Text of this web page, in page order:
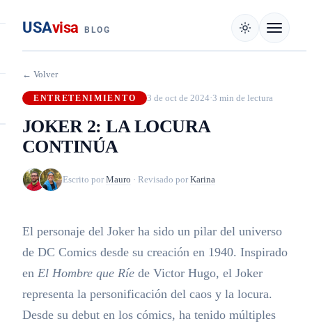
USAvisa BLOG
← Volver
ENTRETENIMIENTO 3 de oct de 2024·3 min de lectura
JOKER 2: LA LOCURA
CONTINÚA
Escrito por Mauro · Revisado por Karina
El personaje del Joker ha sido un pilar del universo
de DC Comics desde su creación en 1940. Inspirado
en El Hombre que Ríe de Victor Hugo, el Joker
representa la personificación del caos y la locura.
Desde su debut en los cómics, ha tenido múltiples